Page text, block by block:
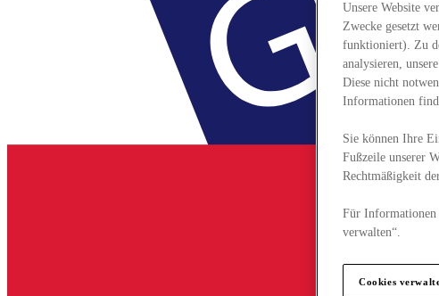
Unsere Website
Zwecke gesetzt
funktioniert). Zu
analysieren,
Diese nicht
Informationen
Sie können Ihre
Fußzeile unserer
Rechtmäßigkeit
Für Informationen
verwalten“.
Cookies